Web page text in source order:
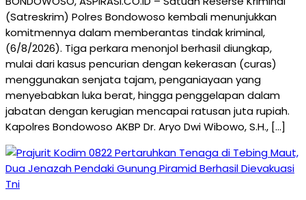
(Satreskrim) Polres Bondowoso kembali menunjukkan
komitmennya dalam memberantas tindak kriminal,
(6/8/2026). Tiga perkara menonjol berhasil diungkap,
mulai dari kasus pencurian dengan kekerasan (curas)
menggunakan senjata tajam, penganiayaan yang
menyebabkan luka berat, hingga penggelapan dalam
jabatan dengan kerugian mencapai ratusan juta rupiah.
Kapolres Bondowoso AKBP Dr. Aryo Dwi Wibowo, S.H., […]
Tni